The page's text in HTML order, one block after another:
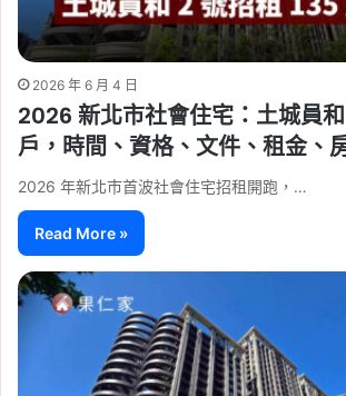
2026 年 6 月 4 日
2026 新北市社會住宅：土城員
戶，時間、資格、文件、租金、
2026 年新北市首波社會住宅招租開跑，…
Read More »